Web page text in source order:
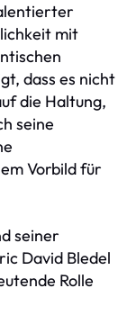
mit
dass es nicht
die Haltung,
seine
Vorbild für
seiner
David Bledel
Rolle